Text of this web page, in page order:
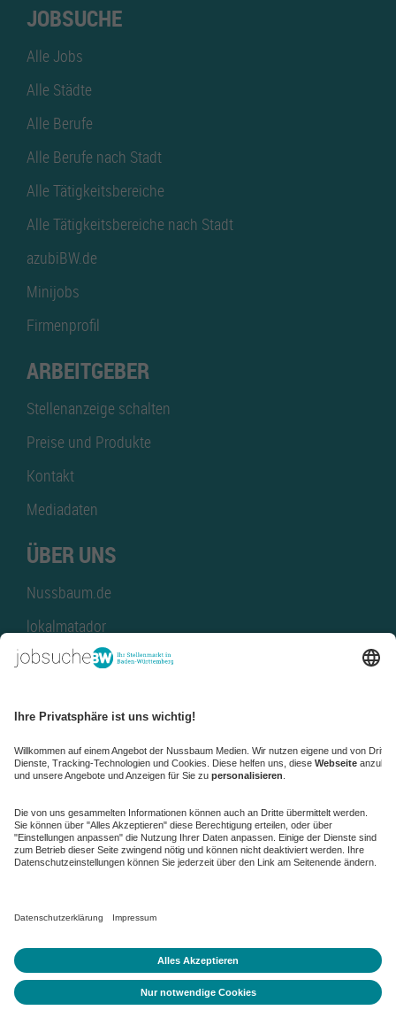
JOBSUCHE
Alle Jobs
Alle Städte
Alle Berufe
Alle Berufe nach Stadt
Alle Tätigkeitsbereiche
Alle Tätigkeitsbereiche nach Stadt
azubiBW.de
Minijobs
Firmenprofil
ARBEITGEBER
Stellenanzeige schalten
Preise und Produkte
Kontakt
Mediadaten
ÜBER UNS
Nussbaum.de
lokalmatador
kaufinBW
NussbaumID
Nussbaum Medien
de.jobble.org
Datenschutz
Datenschutz-Einstellungen ändern